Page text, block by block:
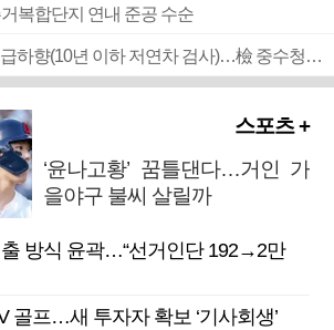
복합단지 연내 준공 수순
■ 검사 신분 버리고 직급하향(10년 이하 저연차 검사)…檢 중수청행 기피
스포츠 +
‘윤나고황’ 꿈틀댄다…거인 가
을야구 불씨 살릴까
방식 윤곽…“선거인단 192→2만
골프…새 투자자 확보 ‘기사회생’